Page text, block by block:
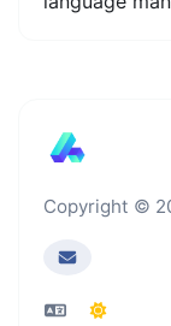
Copyright ©